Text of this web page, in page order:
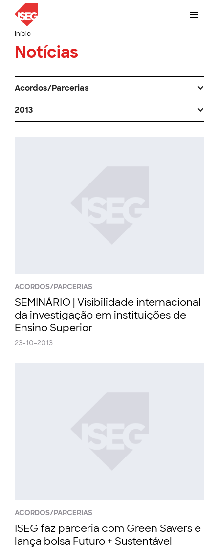
Início
Notícias
Acordos/Parcerias
2013
ACORDOS/PARCERIAS
SEMINÁRIO | Visibilidade internacional
da investigação em instituições de
Ensino Superior
23-10-2013
ACORDOS/PARCERIAS
ISEG faz parceria com Green Savers e
lança bolsa Futuro + Sustentável